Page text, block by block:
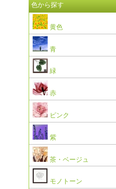
色から探す
黄色
青
緑
赤
ピンク
紫
茶・ベージュ
モノトーン